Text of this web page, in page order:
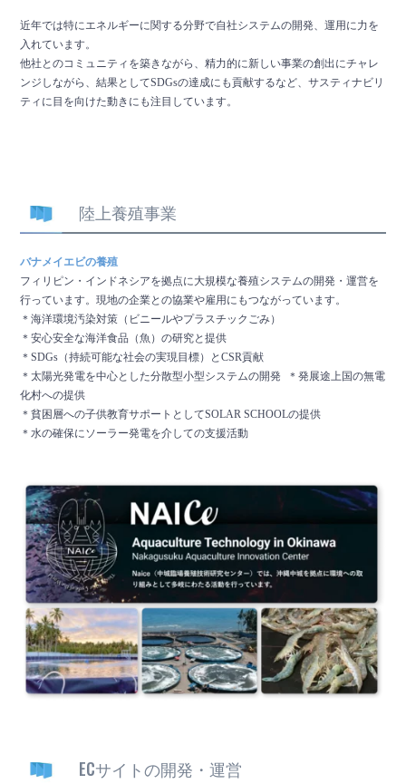
近年では特にエネルギーに関する分野で自社システムの開発、運用に力を
入れています。
他社とのコミュニティを築きながら、精力的に新しい事業の創出にチャレ
ンジしながら、結果としてSDGsの達成にも貢献するなど、サスティナビリ
ティに目を向けた動きにも注目しています。
陸上養殖事業
バナメイエビの養殖
フィリピン・インドネシアを拠点に大規模な養殖システムの開発・運営を
行っています。現地の企業との協業や雇用にもつながっています。
＊海洋環境汚染対策（ビニールやプラスチックごみ）
＊安心安全な海洋食品（魚）の研究と提供
＊SDGs（持続可能な社会の実現目標）とCSR貢献
＊太陽光発電を中心とした分散型小型システムの開発 ＊発展途上国の無電
化村への提供
＊貧困層への子供教育サポートとしてSOLAR SCHOOLの提供
＊水の確保にソーラー発電を介しての支援活動
ECサイトの開発・運営